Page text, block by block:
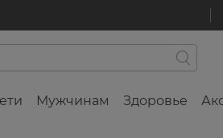
Мужчинам Здоровье